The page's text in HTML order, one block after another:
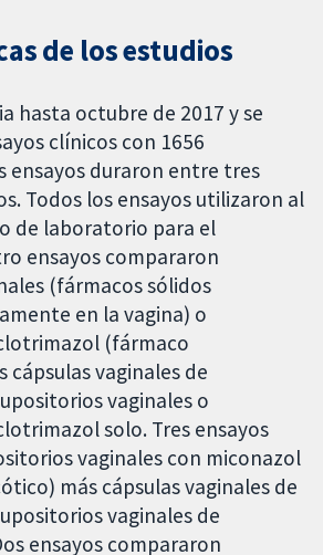
de los estudios
hasta octubre de 2017 y se
clínicos con 1656
ensayos duraron entre tres
Todos los ensayos utilizaron al
de laboratorio para el
ensayos compararon
(fármacos sólidos
en la vagina) o
(fármaco
vaginales de
vaginales o
solo. Tres ensayos
vaginales con miconazol
más cápsulas vaginales de
vaginales de
ensayos compararon